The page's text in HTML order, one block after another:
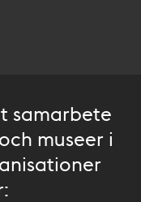
samarbete
museer i